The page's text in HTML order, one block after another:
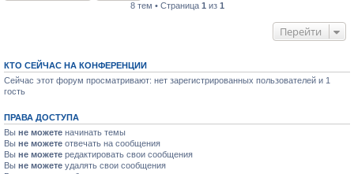
8 тем • Страница 1 из 1
Перейти
КТО СЕЙЧАС НА КОНФЕРЕНЦИИ
Сейчас этот форум просматривают: нет зарегистрированных пользователей и 1
гость
ПРАВА ДОСТУПА
Вы не можете начинать темы
Вы не можете отвечать на сообщения
Вы не можете редактировать свои сообщения
Вы не можете удалять свои сообщения